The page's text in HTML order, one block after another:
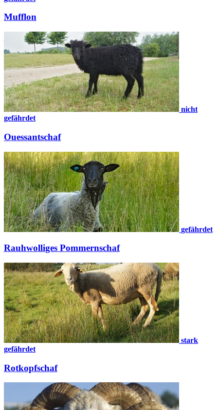
Mufflon
nicht
gefährdet
Ouessantschaf
gefährdet
Rauhwolliges Pommernschaf
stark
gefährdet
Rotkopfschaf